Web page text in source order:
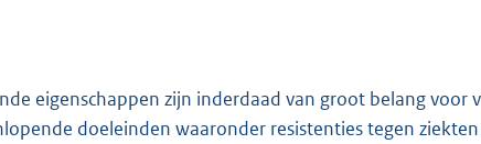
eigenschappen zijn inderdaad van groot belang voor
doeleinden waaronder resistenties tegen